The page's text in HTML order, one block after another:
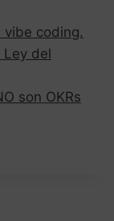
vibe coding.
Ley del
son OKRs